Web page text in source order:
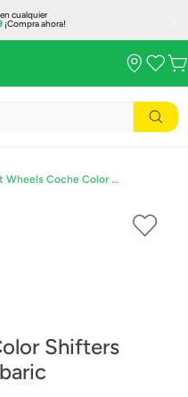
en cualquier
¡Compra ahora!
Hot Wheels Coche Color Shifters Cambia de Color Barbaric
Shifters